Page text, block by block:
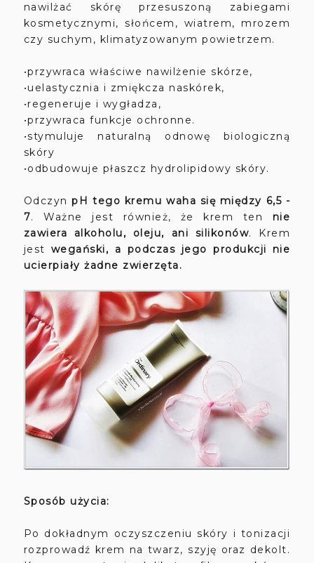
nawilżać skórę przesuszoną zabiegami
kosmetycznymi, słońcem, wiatrem, mrozem
czy suchym, klimatyzowanym powietrzem.
•przywraca właściwe nawilżenie skórze,
•uelastycznia i zmiękcza naskórek,
•regeneruje i wygładza,
•przywraca funkcje ochronne.
•stymuluje naturalną odnowę biologiczną
skóry
•odbudowuje płaszcz hydrolipidowy skóry.
OdczynpH tego kremu waha się między 6,5 -
7. Ważne jest również, że krem ten nie
zawiera alkoholu, oleju, ani silikonów. Krem
jest wegański, a podczas jego produkcji nie
ucierpiały żadne zwierzęta.
Sposób użycia:
Po dokładnym oczyszczeniu skóry i tonizacji
rozprowadź krem na twarz, szyję oraz dekolt.